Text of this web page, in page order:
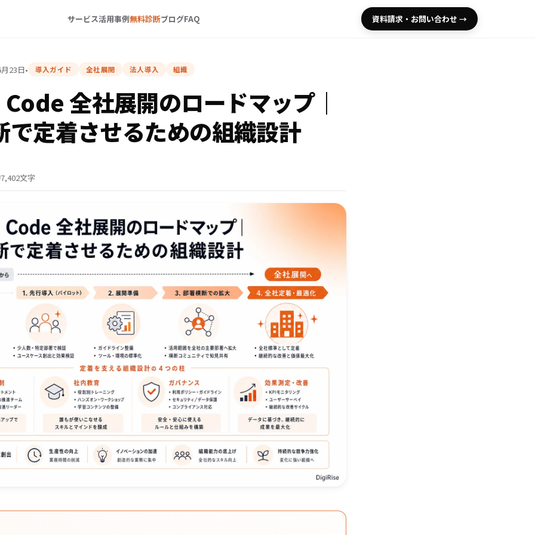
サービス活用事例無料診断ブログFAQ 資料請求・お問い合わせ →
23日• 導入ガイド 全社展開 法人導入 組織
全社展開のロードマップ｜
で定着させるための組織設計
文字